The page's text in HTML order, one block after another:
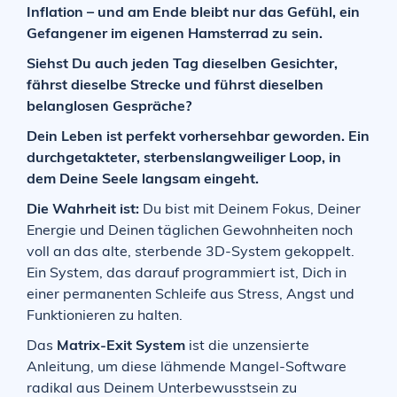
Inflation – und am Ende bleibt nur das Gefühl, ein
Gefangener im eigenen Hamsterrad zu sein.
Siehst Du auch jeden Tag dieselben Gesichter,
fährst dieselbe Strecke und führst dieselben
belanglosen Gespräche?
Dein Leben ist perfekt vorhersehbar geworden. Ein
durchgetakteter, sterbenslangweiliger Loop, in
dem Deine Seele langsam eingeht.
Die Wahrheit ist: Du bist mit Deinem Fokus, Deiner
Energie und Deinen täglichen Gewohnheiten noch
voll an das alte, sterbende 3D-System gekoppelt.
Ein System, das darauf programmiert ist, Dich in
einer permanenten Schleife aus Stress, Angst und
Funktionieren zu halten.
Das Matrix-Exit System ist die unzensierte
Anleitung, um diese lähmende Mangel-Software
radikal aus Deinem Unterbewusstsein zu